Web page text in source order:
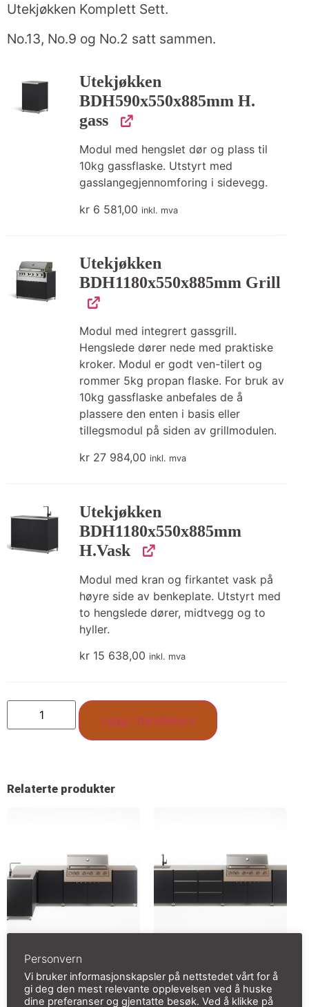
Utekjøkken Komplett Sett.
No.13, No.9 og No.2 satt sammen.
Utekjøkken
BDH590x550x885mm H.
gass
Modul med hengslet dør og plass til
10kg gassflaske. Utstyrt med
gasslangegjennomforing i sidevegg.
kr 6 581,00 inkl. mva
Utekjøkken
BDH1180x550x885mm Grill
Modul med integrert gassgrill.
Hengslede dører nede med praktiske
kroker. Modul er godt ven-tilert og
rommer 5kg propan flaske. For bruk av
10kg gassflaske anbefales de å
plassere den enten i basis eller
tillegsmodul på siden av grillmodulen.
kr 27 984,00 inkl. mva
Utekjøkken
BDH1180x550x885mm
H.Vask
Modul med kran og firkantet vask på
høyre side av benkeplate. Utstyrt med
to hengslede dører, midtvegg og to
hyller.
kr 15 638,00 inkl. mva
Legg i handlekurv
Relaterte produkter
Utekjøkken L formet:
1780mm/2965mm
60 159,00 inkl. mva
og grill.
3560mm/550mm
Personvern
Vi bruker informasjonskapsler på nettstedet vårt for å
gi deg den mest relevante opplevelsen ved å huske
dine preferanser og gjentatte besøk. Ved å klikke på